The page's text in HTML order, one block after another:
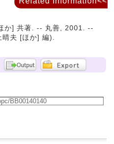
か] 共著. -- 丸善, 2001. --
夫 [ほか] 編).